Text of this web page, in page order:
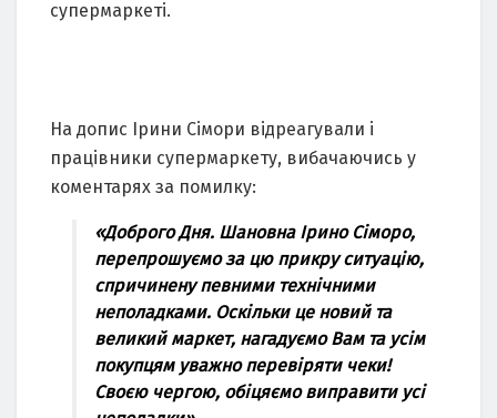
супермаркеті.
На допис Ірини Сімори відреагували і
працівники супермаркету, вибачаючись у
коментарях за помилку:
«Доброго Дня. Шановна Ірино Сіморо,
перепрошуємо за цю прикру ситуацію,
спричинену певними технічними
неполадками. Оскільки це новий та
великий маркет, нагадуємо Вам та усім
покупцям уважно перевіряти чеки!
Своєю чергою, обіцяємо виправити усі